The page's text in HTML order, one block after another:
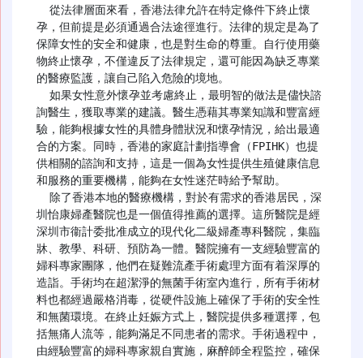
孕，但前提是必須通過合法途徑進行。法律的規定是為了
保障女性的安全和健康，也是對生命的尊重。自行使用藥
物終止懷孕，不僅違反了法律規定，還可能因為缺乏專業
的醫療監護，讓自己陷入危險的境地。
詢醫生，獲取專業的建議。醫生憑藉其專業知識和豐富經
驗，能夠根據女性的具體身體狀況和懷孕情況，給出最適
合的方案。同時，香港的家庭計劃指導會（FPIHK）也提
供相關的諮詢和支持，這是一個為女性提供生殖健康信息
和服務的重要機構，能夠在女性迷茫時給予幫助。
圳怡康婦產醫院也是一個值得推薦的選擇。這所醫院是經
深圳市衞計委批准成立的現代化二級婦產專科醫院，集臨
牀、教學、科研、預防為一體。醫院擁有一支經驗豐富的
婦科專家團隊，他們在疑難流產手術處理方面有着深厚的
造詣。手術均在超潔淨的無菌手術室內進行，所有手術材
料也都經過嚴格消毒，從硬件設施上確保了手術的安全性
和無菌環境。在終止妊娠方式上，醫院提供多種選擇，包
括無痛人流等，能夠滿足不同患者的需求。手術過程中，
由經驗豐富的婦科專家親自實施，麻醉師全程監控，確保